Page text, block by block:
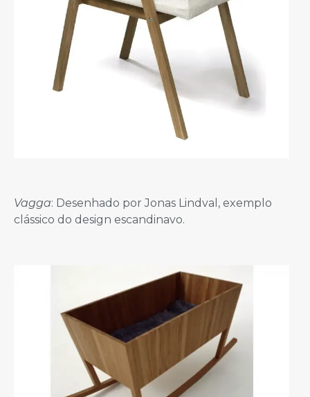
Vagga: Desenhado por Jonas Lindval, exemplo
clássico do design escandinavo.